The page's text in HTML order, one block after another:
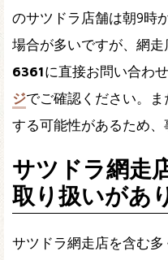
のサツドラ店舗は朝9時
場合が多いですが、網
6361に直接お問い合わ
ジでご確認ください。
する可能性があるため、
サツドラ網走
取り扱いがあ
サツドラ網走店を含む